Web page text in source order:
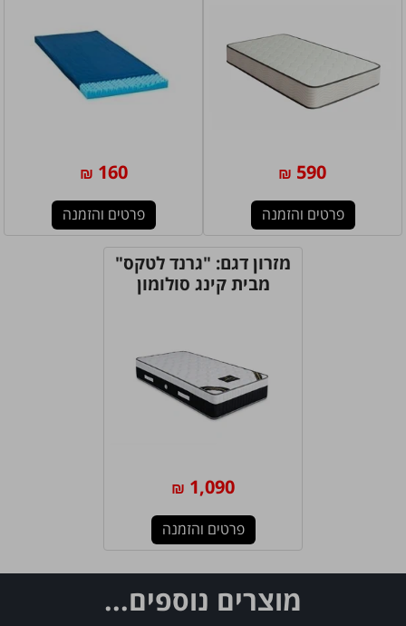
590
₪
פרטים והזמנה
160
₪
פרטים והזמנה
מזרון דגם: "גרנד לטקס"
מבית קינג סולומון
1,090
₪
פרטים והזמנה
מוצרים נוספים...